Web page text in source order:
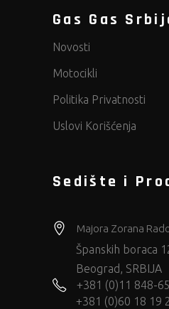
Gas Gas
Novosti
Motocikli
Politika Privatnosti
Uslovi Korišćenja
Sedište i
Majora Zorana
Španskih boraca
Beograd, SRBIJA
+381 (0)11 848-
+381 (0)60 18 19